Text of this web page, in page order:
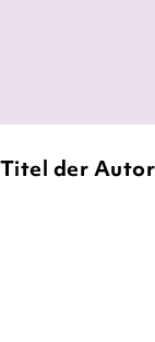
der